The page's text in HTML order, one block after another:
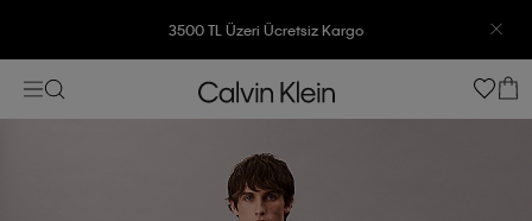
3500 TL Üzeri Ücretsiz Kargo
7500 TL Ve Üzeri Alışverişlerinizde 6 Taksit İmkanı